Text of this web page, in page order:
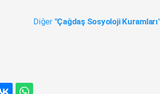
Diğer "Çağdaş Sosyoloji